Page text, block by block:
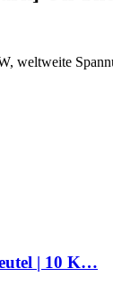
weltweite
| 10 K…